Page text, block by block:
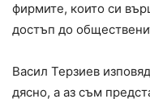
фирмите, които си
достъп до
Васил Терзиев
дясно, а аз съм